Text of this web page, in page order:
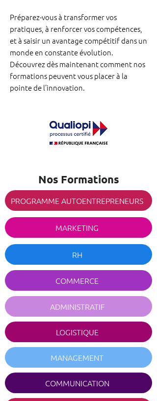
Préparez-vous à transformer vos
pratiques, à renforcer vos compétences,
et à saisir un avantage compétitif dans un
monde en constante évolution.
Découvrez dès maintenant comment nos
formations peuvent vous placer à la
pointe de l’innovation.
Nos Formations
PROGRAMME AUTOENTREPRENEURS
MARKETING
RH
COMMERCE
ADMINISTRATIF
LOGISTIQUE
MANAGEMENT
COMMUNICATION